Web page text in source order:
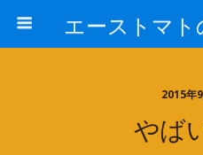
2015年
やば